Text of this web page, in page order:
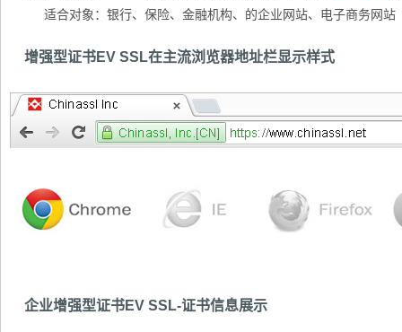
适合对象：银行、保险、金融机构、的企业网站、电子商务网站
增强型证书EV SSL在主流浏览器地址栏显示样式
企业增强型证书EV SSL-证书信息展示